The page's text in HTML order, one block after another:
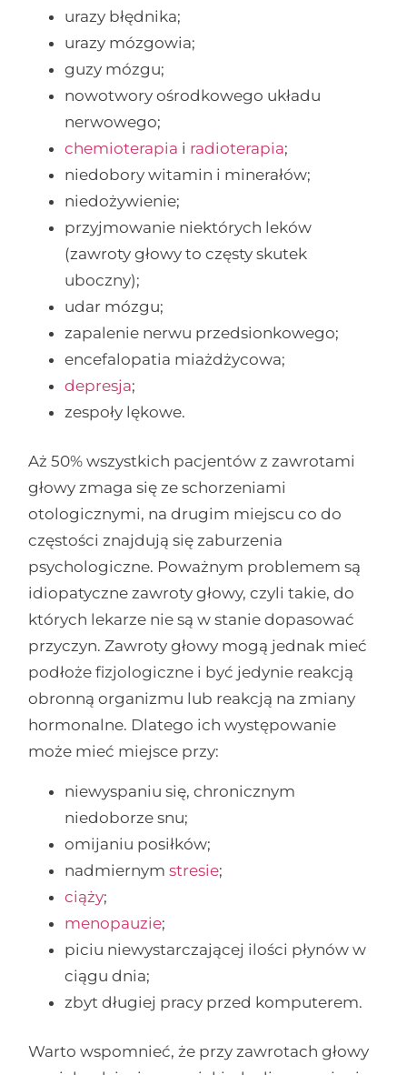
urazy błędnika;
urazy mózgowia;
guzy mózgu;
nowotwory ośrodkowego układu
nerwowego;
chemioterapia i radioterapia;
niedobory witamin i minerałów;
niedożywienie;
przyjmowanie niektórych leków
(zawroty głowy to częsty skutek
uboczny);
udar mózgu;
zapalenie nerwu przedsionkowego;
encefalopatia miażdżycowa;
depresja;
zespoły lękowe.
Aż 50% wszystkich pacjentów z zawrotami
głowy zmaga się ze schorzeniami
otologicznymi, na drugim miejscu co do
częstości znajdują się zaburzenia
psychologiczne. Poważnym problemem są
idiopatyczne zawroty głowy, czyli takie, do
których lekarze nie są w stanie dopasować
przyczyn. Zawroty głowy mogą jednak mieć
podłoże fizjologiczne i być jedynie reakcją
obronną organizmu lub reakcją na zmiany
hormonalne. Dlatego ich występowanie
może mieć miejsce przy:
niewyspaniu się, chronicznym
niedoborze snu;
omijaniu posiłków;
nadmiernymstresie;
ciąży;
menopauzie;
piciu niewystarczającej ilości płynów w
ciągu dnia;
zbyt długiej pracy przed komputerem.
Warto wspomnieć, że przy zawrotach głowy